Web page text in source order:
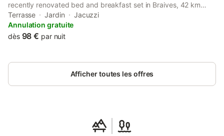
recently renovated bed and breakfast set in Braives, 42 km
from Congres Palace. This property offers access to a terrace
and free private parking.
Terrasse Jardin
Jacuzzi
Annulation gratuite
dès 98 € par nuit
Afficher toutes les offres